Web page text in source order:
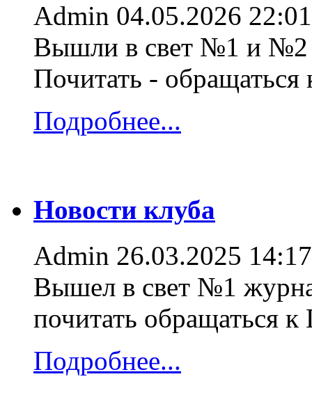
Admin 04.05.2026 22:01
Вышли в свет №1 и №2
Почитать -
Подробнее...
Новости клуба
Admin 26.03.2025 14:17
Вышел в свет №1
почитать обращаться
Подробнее...